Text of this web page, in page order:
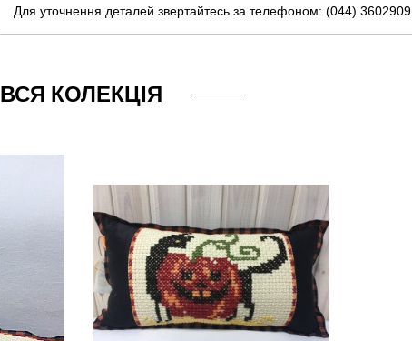
Для уточнення деталей звертайтесь за телефоном: (044) 3602909
ВСЯ КОЛЕКЦІЯ